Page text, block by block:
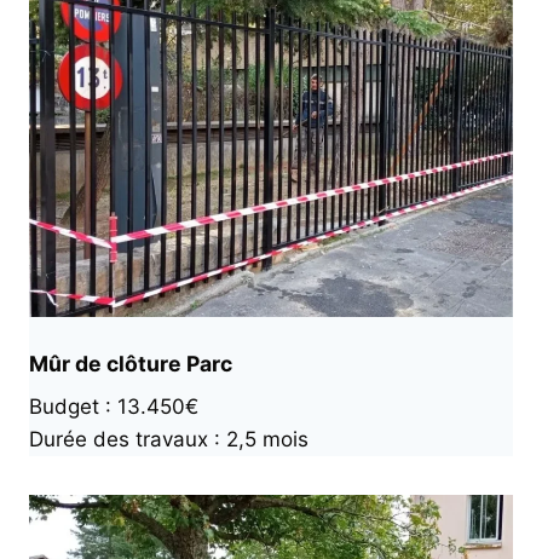
Mûr de clôture Parc
Budget : 13.450€
Durée des travaux : 2,5 mois